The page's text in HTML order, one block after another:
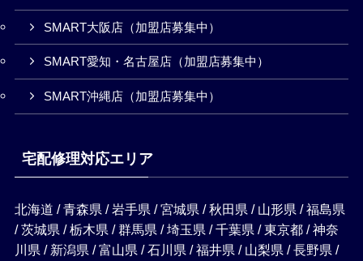
SMART大阪店（加盟店募集中）
SMART愛知・名古屋店（加盟店募集中）
SMART沖縄店（加盟店募集中）
宅配修理対応エリア
北海道 / 青森県 / 岩手県 / 宮城県 / 秋田県 / 山形県 / 福島県
/ 茨城県 / 栃木県 / 群馬県 / 埼玉県 / 千葉県 / 東京都 / 神奈
川県 / 新潟県 / 富山県 / 石川県 / 福井県 / 山梨県 / 長野県 /